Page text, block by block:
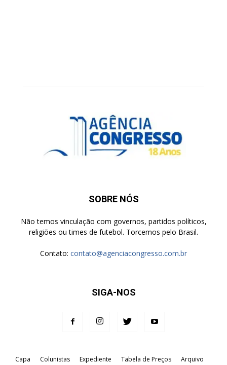
SOBRE NÓS
Não temos vinculação com governos, partidos políticos,
religiões ou times de futebol. Torcemos pelo Brasil.
Contato: contato@agenciacongresso.com.br
SIGA-NOS
Capa Colunistas Expediente Tabela de Preços Arquivo